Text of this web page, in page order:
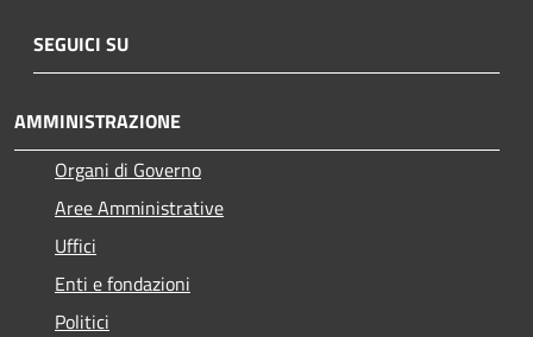
SEGUICI SU
AMMINISTRAZIONE
Organi di Governo
Aree Amministrative
Uffici
Enti e fondazioni
Politici